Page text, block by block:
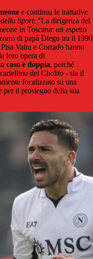
e continua le trattative
Sport: "La dirigenza del
in Toscana: un aspetto
di papà Diego tra il 1990
Vaira e Corrado hanno
loro opera di
caso è doppia, perché
del Cholito - sia il
focalizzato su una
per il prosieguo della sua